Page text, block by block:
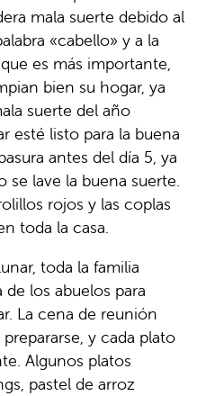
mala suerte debido al
«cabello» y a la
es más importante,
bien su hogar, ya
suerte del año
esté listo para la buena
antes del día 5, ya
se lave la buena suerte.
rojos y las coplas
toda la casa.
toda la familia
los abuelos para
La cena de reunión
y cada plato
Algunos platos
pastel de arroz